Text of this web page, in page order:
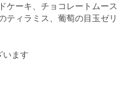
ケーキ、チョコレートムース
ティラミス、葡萄の目玉ゼリ
います